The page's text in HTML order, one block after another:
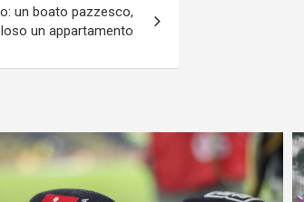
un boato pazzesco,
un appartamento